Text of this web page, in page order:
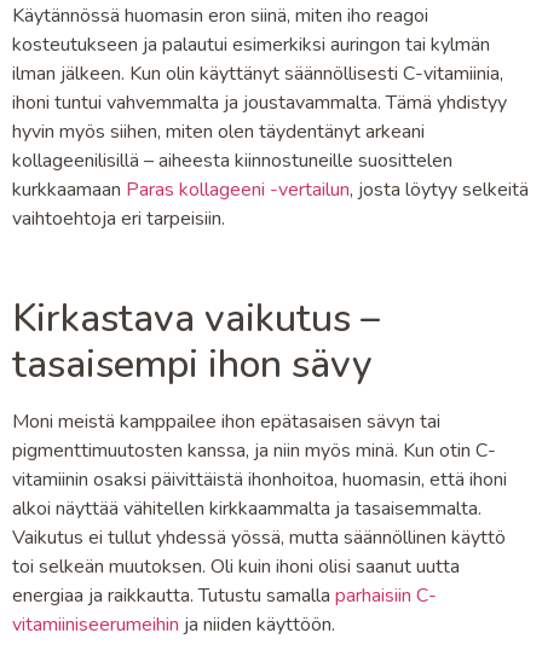
Käytännössä huomasin eron siinä, miten iho reagoi
kosteutukseen ja palautui esimerkiksi auringon tai kylmän
ilman jälkeen. Kun olin käyttänyt säännöllisesti C-vitamiinia,
ihoni tuntui vahvemmalta ja joustavammalta. Tämä yhdistyy
hyvin myös siihen, miten olen täydentänyt arkeani
kollageenilisillä – aiheesta kiinnostuneille suosittelen
kurkkaamaan Paras kollageeni -vertailun, josta löytyy selkeitä
vaihtoehtoja eri tarpeisiin.
Kirkastava vaikutus –
tasaisempi ihon sävy
Moni meistä kamppailee ihon epätasaisen sävyn tai
pigmenttimuutosten kanssa, ja niin myös minä. Kun otin C-
vitamiinin osaksi päivittäistä ihonhoitoa, huomasin, että ihoni
alkoi näyttää vähitellen kirkkaammalta ja tasaisemmalta.
Vaikutus ei tullut yhdessä yössä, mutta säännöllinen käyttö
toi selkeän muutoksen. Oli kuin ihoni olisi saanut uutta
energiaa ja raikkautta. Tutustu samalla parhaisiin C-
vitamiiniseerumeihin ja niiden käyttöön.